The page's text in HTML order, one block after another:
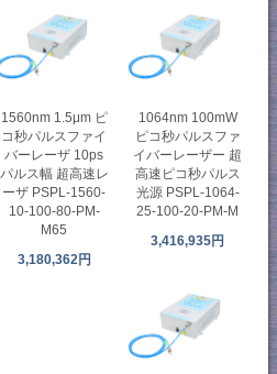
1560nm 1.5μm ピ
コ秒パルスファイ
バーレーザ 10ps
パルス幅 超高速レ
ーザ PSPL-1560-
10-100-80-PM-
M65
3,180,362円
1064nm 100mW
ピコ秒パルスファ
イバーレーザー 超
高速ピコ秒パルス
光源 PSPL-1064-
25-100-20-PM-M
3,416,935円